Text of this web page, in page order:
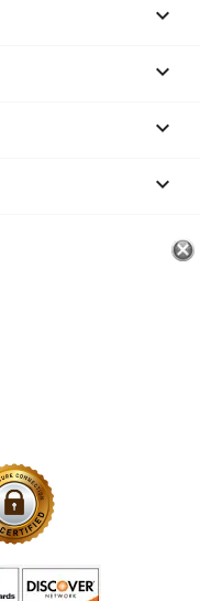



keyboard_arrow_down